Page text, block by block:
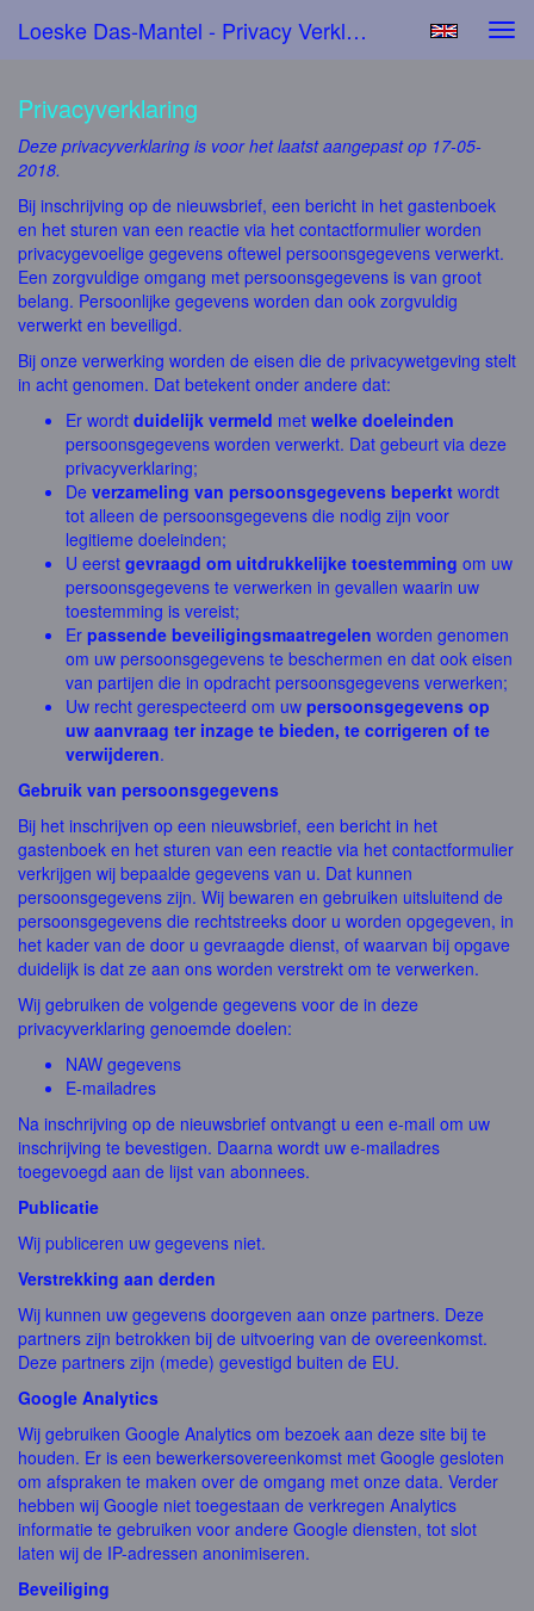
Loeske Das-Mantel - Privacy Verklaring
Privacyverklaring
Deze privacyverklaring is voor het laatst aangepast op 17-05-
2018.
Bij inschrijving op de nieuwsbrief, een bericht in het gastenboek
en het sturen van een reactie via het contactformulier worden
privacygevoelige gegevens oftewel persoonsgegevens verwerkt.
Een zorgvuldige omgang met persoonsgegevens is van groot
belang. Persoonlijke gegevens worden dan ook zorgvuldig
verwerkt en beveiligd.
Bij onze verwerking worden de eisen die de privacywetgeving stelt
in acht genomen. Dat betekent onder andere dat:
Er wordt duidelijk vermeld met welke doeleinden
persoonsgegevens worden verwerkt. Dat gebeurt via deze
privacyverklaring;
De verzameling van persoonsgegevens beperkt wordt
tot alleen de persoonsgegevens die nodig zijn voor
legitieme doeleinden;
U eerst gevraagd om uitdrukkelijke toestemming om uw
persoonsgegevens te verwerken in gevallen waarin uw
toestemming is vereist;
Er passende beveiligingsmaatregelen worden genomen
om uw persoonsgegevens te beschermen en dat ook eisen
van partijen die in opdracht persoonsgegevens verwerken;
Uw recht gerespecteerd om uw persoonsgegevens op
uw aanvraag ter inzage te bieden, te corrigeren of te
verwijderen.
Gebruik van persoonsgegevens
Bij het inschrijven op een nieuwsbrief, een bericht in het
gastenboek en het sturen van een reactie via het contactformulier
verkrijgen wij bepaalde gegevens van u. Dat kunnen
persoonsgegevens zijn. Wij bewaren en gebruiken uitsluitend de
persoonsgegevens die rechtstreeks door u worden opgegeven, in
het kader van de door u gevraagde dienst, of waarvan bij opgave
duidelijk is dat ze aan ons worden verstrekt om te verwerken.
Wij gebruiken de volgende gegevens voor de in deze
privacyverklaring genoemde doelen:
NAW gegevens
E-mailadres
Na inschrijving op de nieuwsbrief ontvangt u een e-mail om uw
inschrijving te bevestigen. Daarna wordt uw e-mailadres
toegevoegd aan de lijst van abonnees.
Publicatie
Wij publiceren uw gegevens niet.
Verstrekking aan derden
Wij kunnen uw gegevens doorgeven aan onze partners. Deze
partners zijn betrokken bij de uitvoering van de overeenkomst.
Deze partners zijn (mede) gevestigd buiten de EU.
Google Analytics
Wij gebruiken Google Analytics om bezoek aan deze site bij te
houden. Er is een bewerkersovereenkomst met Google gesloten
om afspraken te maken over de omgang met onze data. Verder
hebben wij Google niet toegestaan de verkregen Analytics
informatie te gebruiken voor andere Google diensten, tot slot
laten wij de IP-adressen anonimiseren.
Beveiliging